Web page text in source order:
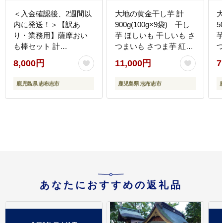
＜入金確認後、2週間以
内に発送！＞【訳あ
り・業務用】薩摩おい
も棒セット 計
1.8kg(900g×2袋) p8-
142-2w
8,000円
鹿児島県 志布志市
大地の黄金干し芋 計
900g(100g×9袋) 干し
芋 ほしいも 干しいも さ
つまいも さつま芋 紅は
るか スイーツ スウィー
ツ おかし お菓子 おやつ
国産 九州産 鹿児島県産
常温 常温保存 a1-076
11,000円
鹿児島県 志布志市
あなたにおすすめの返礼品